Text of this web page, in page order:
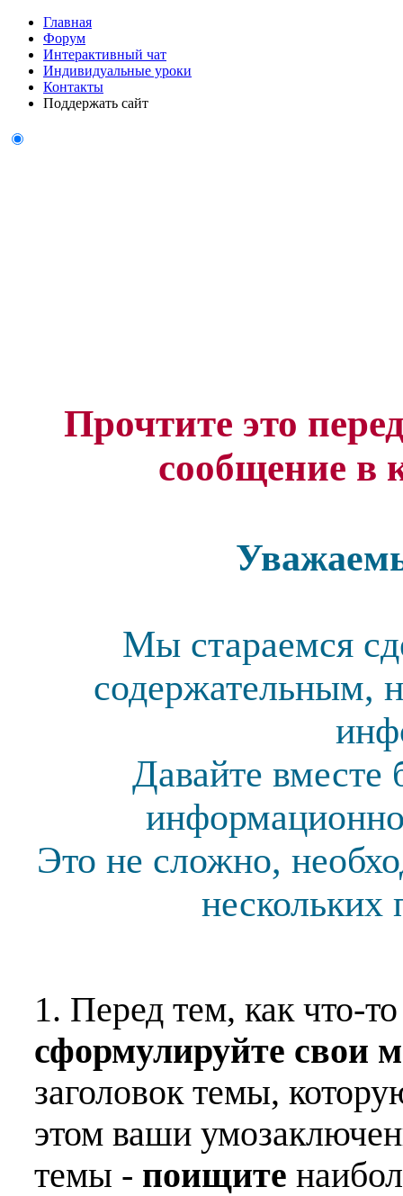
Главная
Форум
Интерактивный чат
Индивидуальные уроки
Контакты
Поддержать сайт
Прочтите это
сообщение в
Мы стараемся
содержательным,
Давайте вместе
Это не сложно,
нескольких
1. Перед тем, как что-
сформулируйте свои
заголовок темы,
этом ваши
темы - поищите